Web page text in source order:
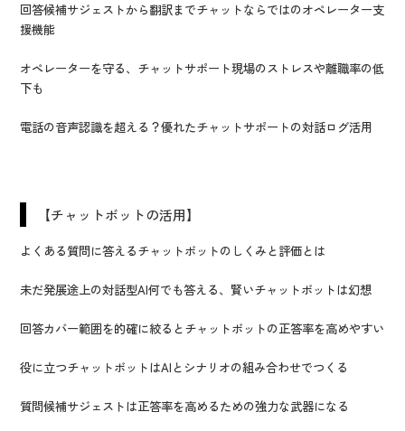
回答候補サジェストから翻訳までチャットならではのオペレーター支
援機能
オペレーターを守る、チャットサポート現場のストレスや離職率の低
下も
電話の音声認識を超える？優れたチャットサポートの対話ログ活用
【チャットボットの活用】
よくある質問に答えるチャットボットのしくみと評価とは
未だ発展途上の対話型AI何でも答える、賢いチャットボットは幻想
回答カバー範囲を的確に絞るとチャットボットの正答率を高めやすい
役に立つチャットボットはAIとシナリオの組み合わせでつくる
質問候補サジェストは正答率を高めるための強力な武器になる